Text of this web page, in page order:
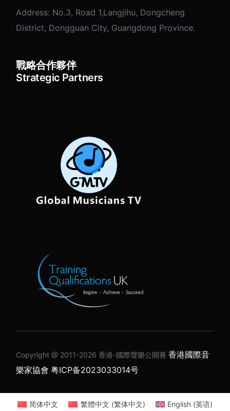
Address: No.3, Road 1,Langjihu, Dongcheng
District, Dongguan City, Guangdong Province.
戰略合作夥伴
Strategic Partners
Copyright @ 2011-2026 ⾹港-國際聲樂公開賽香港國際音
樂家協會 粤ICP备2023033014号
简体中文 繁體中文 (繁体中文) English (英语)